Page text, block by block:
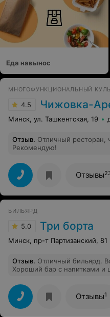
Еда навынос
4.5 Чижовка-
Минск, ул. Ташкентская, 19
Отзыв. Отличный ресторан,
Рекомендую!
Отзывы
БИЛЬЯРД
5.0 Три борта
Минск, пр-т Партизанский, 81
Отзыв. Отличный бильярд.
Хороший бар с напитками и
мероприятия.
Отзывы1